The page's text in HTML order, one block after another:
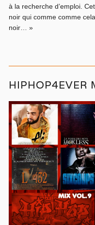
à la recherche d’emploi.
noir qui comme comme
noir… »
HIPHOP4EVER